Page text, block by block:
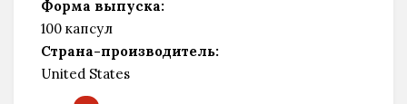
Форма выпуска:
100 капсул
Страна-производитель:
United States